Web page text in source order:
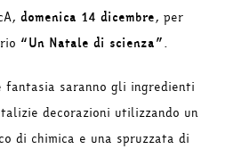
domenica 14 dicembre, per
“Un Natale di scienza”.
fantasia saranno gli ingredienti
decorazioni utilizzando un
di chimica e una spruzzata di